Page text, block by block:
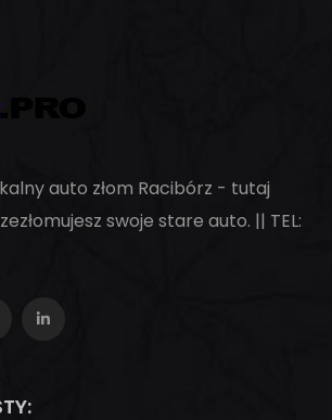
auto złom Racibórz - tutaj
swoje stare auto. || TEL: